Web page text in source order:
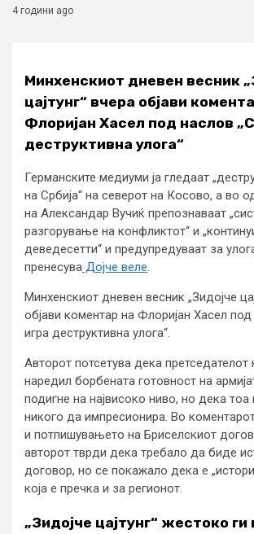
4 години ago
Минхенскиот дневен весник
цајтунг“ вчера објави
Флоријан Хасел под наслов
деструктивна улога“
Германските медиуми ја гледаат
на Србија“ на северот на Косово, а во
на Александар Вучиќ препознаваат
разгорување на конфликтот“ и
деведесетти“ и предупредуваат за
пренесува Дојче веле.
Минхенскиот дневен весник „Зидојче
објави коментар на Флоријан Хасел под
игра деструктивна улога“.
Авторот потсетува дека претседателот
наредил борбената готовност на
подигне на највисоко ниво, но дека тоа
никого да импресионира. Во
и потпишувањето на Бриселскиот
авторот тврди дека требало да биде
договор, но се покажало дека е
која е пречка и за регионот.
„Зидојче цајтунг“ жестоко ги